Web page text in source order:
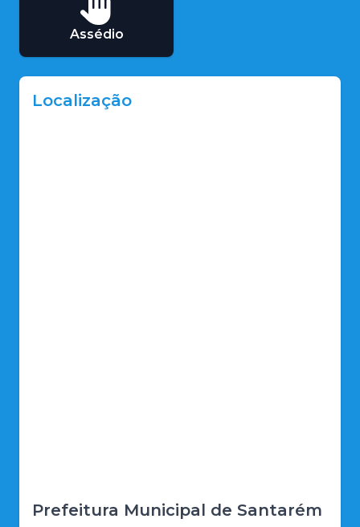
Assédio
Localização
Prefeitura Municipal de Santarém